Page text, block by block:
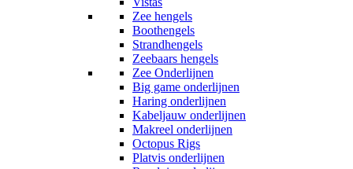
Zee hengels
Boothengels
Strandhengels
Zeebaars hengels
Zee Onderlijnen
Big game onderlijnen
Haring onderlijnen
Kabeljauw onderlijnen
Makreel onderlijnen
Octopus Rigs
Platvis onderlijnen